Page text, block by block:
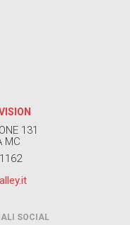
131
MC
SOCIAL